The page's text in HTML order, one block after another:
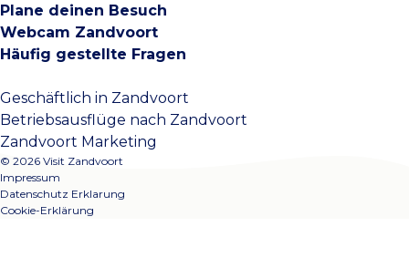
Plane deinen Besuch
Webcam Zandvoort
Häufig gestellte Fragen
Geschäftlich in Zandvoort
Betriebsausflüge nach Zandvoort
Zandvoort Marketing
© 2026 Visit Zandvoort
Impressum
Datenschutz Erklarung
Cookie-Erklärung